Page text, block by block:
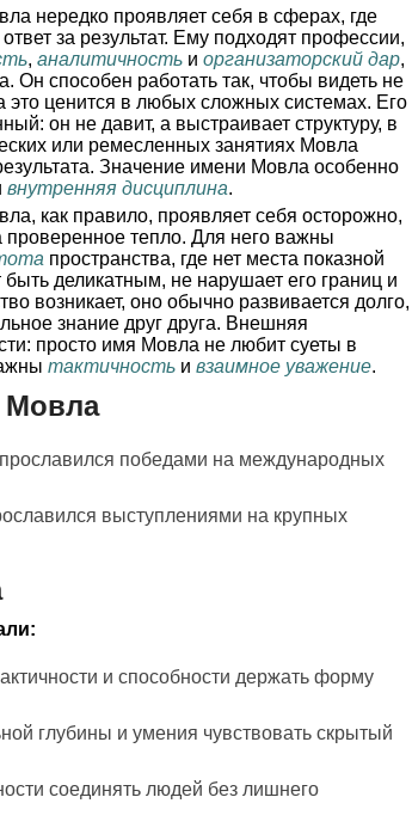
нередко проявляет себя в сферах, где
за результат. Ему подходят профессии,
, аналитичность и организаторский дар,
Он способен работать так, чтобы видеть не
это ценится в любых сложных системах. Его
он не давит, а выстраивает структуру, в
или ремесленных занятиях Мовла
Значение имени Мовла особенно
внутренняя дисциплина.
как правило, проявляет себя осторожно,
проверенное тепло. Для него важны
пространства, где нет места показной
деликатным, не нарушает его границ и
возникает, оно обычно развивается долго,
знание друг друга. Внешняя
просто имя Мовла не любит суеты в
тактичность и взаимное уважение.
Мовла
победами на международных
выступлениями на крупных
и способности держать форму
глубины и умения чувствовать скрытый
соединять людей без лишнего